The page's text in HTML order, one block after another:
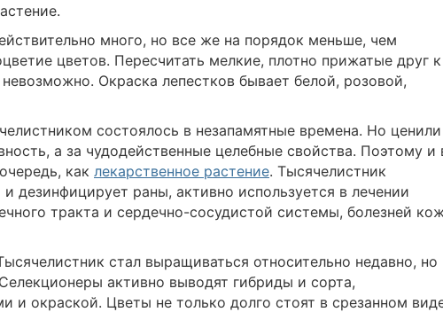
много, но все же на порядок меньше, чем
цветов. Пересчитать мелкие, плотно прижатые друг к
Окраска лепестков бывает белой, розовой,
состоялось в незапамятные времена. Но ценили
а за чудодейственные целебные свойства. Поэтому и
как лекарственное растение. Тысячелистник
дезинфицирует раны, активно используется в лечении
тракта и сердечно-сосудистой системы, болезней
стал выращиваться относительно недавно, но
активно выводят гибриды и сорта,
и окраской. Цветы не только долго стоят в срезанном